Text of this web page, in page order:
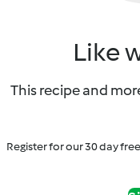
Like
This recipe and
Register for our 30 day